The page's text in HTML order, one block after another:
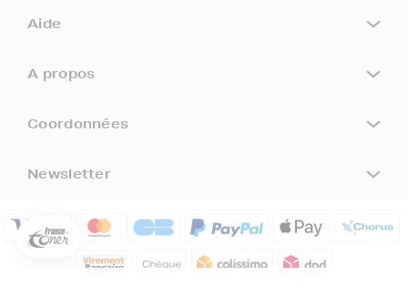
Aide
A propos
Coordonnées
Newsletter
5€ offerts sur votre 1ère
bénéficiez immédiatement
d’une remise de 5€sur votre 1ère
commande * !
Votre adresse email